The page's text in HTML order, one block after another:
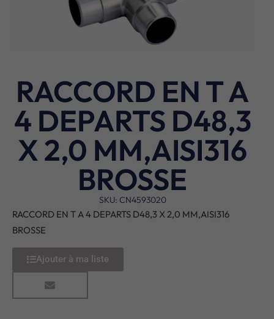
RACCORD EN T A
4 DEPARTS D48,3
X 2,0 MM,AISI316
BROSSE
SKU: CN4593020
RACCORD EN T A 4 DEPARTS D48,3 X 2,0 MM,AISI316
BROSSE
Ajouter à ma liste